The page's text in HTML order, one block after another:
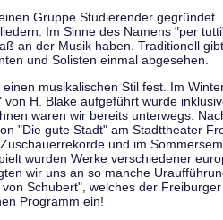
Gruppe Studierender
Im Sinne des Namens "per
an der Musik haben. Traditionell
und Solisten einmal abgesehen.
musikalischen Stil fest. Im
H. Blake aufgeführt wurde
waren wir bereits unterwegs:
"Die gute Stadt" am Stadttheater
und im
wurden Werke verschiedener
wir uns an so manche
Schubert", welches der
Programm ein!